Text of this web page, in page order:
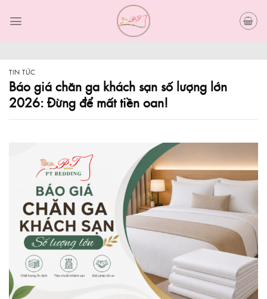
TIN TỨC
Báo giá chăn ga khách sạn số lượng lớn
2026: Đừng để mất tiền oan!